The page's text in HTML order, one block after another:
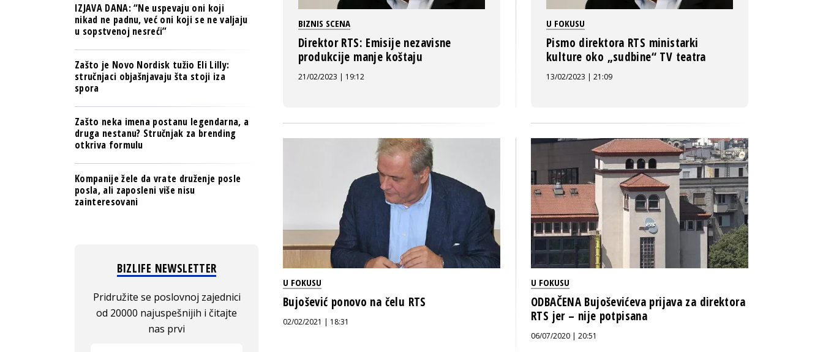
BIZNIS SCENA
Direktor RTS: Emisije nezavisne
produkcije manje koštaju
21/02/2023 | 19:12
U FOKUSU
Pismo direktora RTS ministarki
kulture oko „sudbine“ TV teatra
13/02/2023 | 21:09
U FOKUSU
Bujošević ponovo na čelu RTS
02/02/2021 | 18:31
U FOKUSU
ODBAČENA Bujoševićeva prijava za direktora
RTS jer – nije potpisana
06/07/2020 | 20:51
IZJAVA DANA: “Ne uspevaju oni koji
nikad ne padnu, već oni koji se ne valjaju
u sopstvenoj nesreći”
Zašto je Novo Nordisk tužio Eli Lilly:
stručnjaci objašnjavaju šta stoji iza
spora
Zašto neka imena postanu legendarna, a
druga nestanu? Stručnjak za brending
otkriva formulu
Kompanije žele da vrate druženje posle
posla, ali zaposleni više nisu
zainteresovani
BIZLIFE NEWSLETTER
Pridružite se poslovnoj zajednici
od 20000 najuspešnijih i čitajte
nas prvi